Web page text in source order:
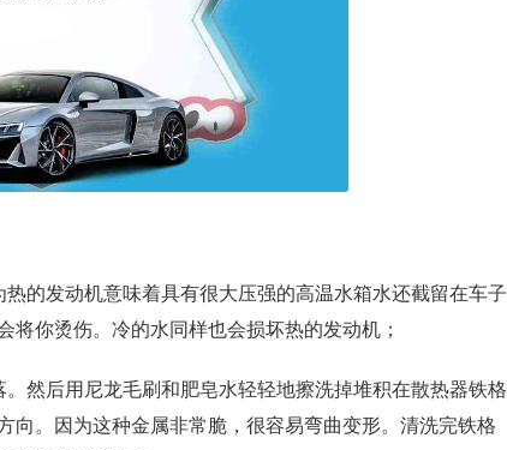
的发动机意味着具有很大压强的高温水箱水还截留在车子
你烫伤。冷的水同样也会损坏热的发动机；
然后用尼龙毛刷和肥皂水轻轻地擦洗掉堆积在散热器铁格
向。因为这种金属非常脆，很容易弯曲变形。清洗完铁格